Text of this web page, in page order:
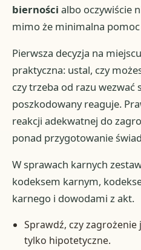
bierności albo oczywiście
mimo że minimalna pomoc
Pierwsza decyzja na
praktyczna: ustal, czy
czy trzeba od razu wezwać
poszkodowany reaguje.
reakcji adekwatnej do
ponad przygotowanie
W sprawach karnych
kodeksem karnym,
karnego i dowodami z akt.
Sprawdź, czy zagrożenie
tylko hipotetyczne.